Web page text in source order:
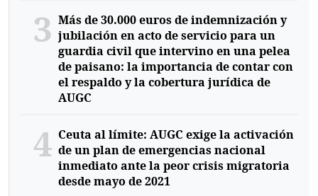
3 Más de 30.000 euros de indemnización y
jubilación en acto de servicio para un
guardia civil que intervino en una pelea
de paisano: la importancia de contar con
el respaldo y la cobertura jurídica de
AUGC
4 Ceuta al límite: AUGC exige la activación
de un plan de emergencias nacional
inmediato ante la peor crisis migratoria
desde mayo de 2021